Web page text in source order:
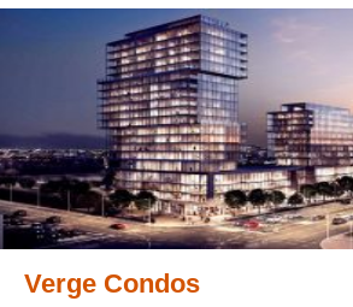
Verge Condos